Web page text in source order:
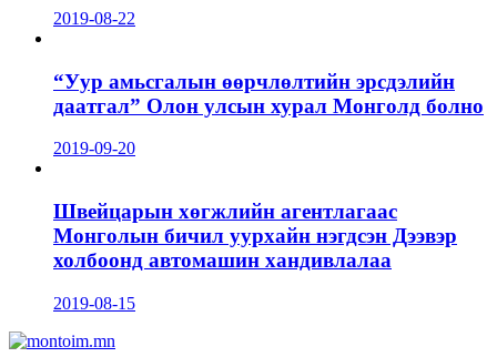
2019-08-22
“Уур амьсгалын өөрчлөлтийн эрсдэлийн
даатгал” Олон улсын хурал Монголд болно
2019-09-20
Швейцарын хөгжлийн агентлагаас
Монголын бичил уурхайн нэгдсэн Дээвэр
холбоонд автомашин хандивлалаа
2019-08-15